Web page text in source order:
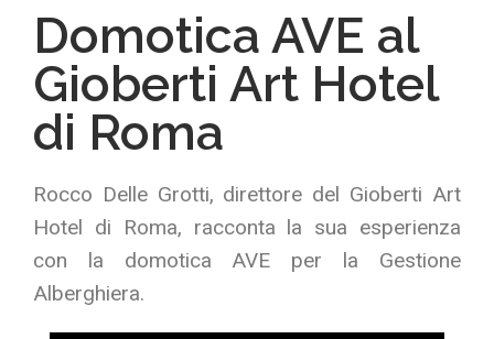
Domotica AVE al
Gioberti Art Hotel
di Roma
Rocco Delle Grotti, direttore del Gioberti Art
Hotel di Roma, racconta la sua esperienza
con la domotica AVE per la Gestione
Alberghiera.